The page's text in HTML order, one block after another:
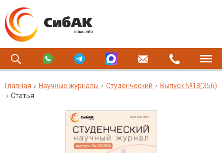
Главная Научные журналы Студенческий
Выпуск №18(356)
Статья